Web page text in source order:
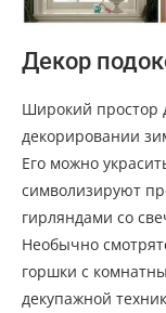
Декор
Широкий простор
декорировании
Его можно
символизируют
гирляндами со
Необычно
горшки с
декупажной